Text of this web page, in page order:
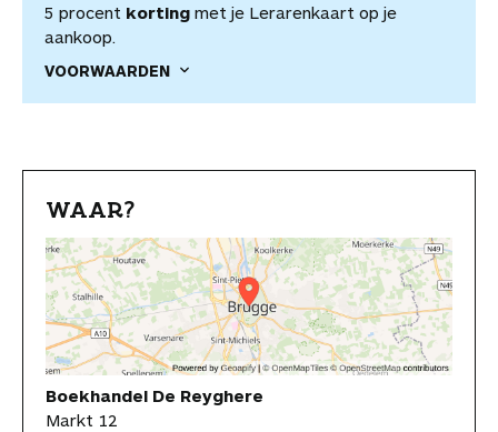
5 procent korting met je Lerarenkaart op je
aankoop.
VOORWAARDEN
WAAR?
Boekhandel De Reyghere
Markt 12